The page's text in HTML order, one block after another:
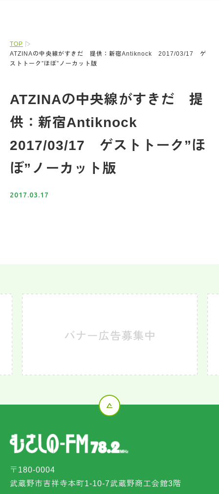
TOP
ATZINAの中央線がすきだ 提供：新宿Antiknock 2017/03/17 ゲ
ストトーク”ほぼ”ノーカット版
ATZINAの中央線がすきだ 提
供：新宿Antiknock
2017/03/17 ゲストトーク”ほ
ぼ”ノーカット版
2017.03.17
〒180-0004
武蔵野市吉祥寺本町1-10-7武蔵野商工会館3階